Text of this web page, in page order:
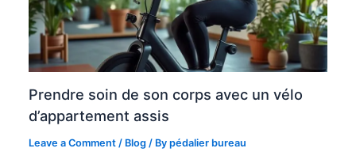
Prendre soin de son corps avec un vélo
d’appartement assis
Leave a Comment / Blog / Bypédalier bureau